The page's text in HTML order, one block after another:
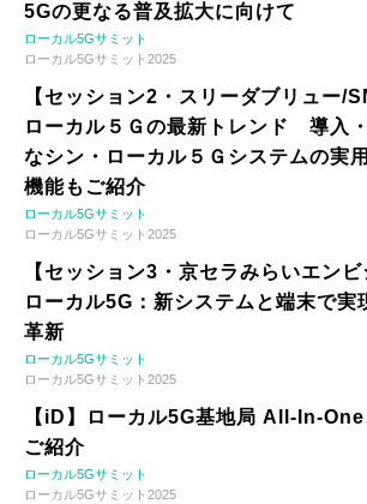
5Gの更なる普及拡大に向けて
ローカル5Gサミット
ローカル5Gサミット2025
【セッション2・スリーダブリュー/
ローカル５Ｇの最新トレンド 導入
なシン・ローカル５Ｇシステムの実
機能もご紹介
ローカル5Gサミット
ローカル5Gサミット2025
【セッション3・京セラみらいエン
ローカル5G：新システムと端末で実
革新
ローカル5Gサミット
ローカル5Gサミット2025
【iD】ローカル5G基地局 All-In-
ご紹介
ローカル5Gサミット
ローカル5Gサミット2025